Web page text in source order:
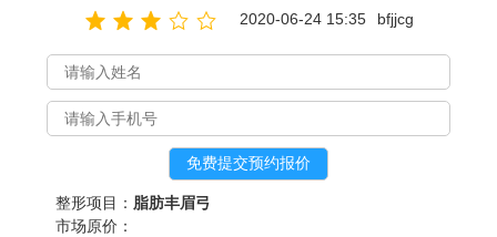
2020-06-24 15:35 bfjjcg
整形项目： 脂肪丰眉弓
市场原价：